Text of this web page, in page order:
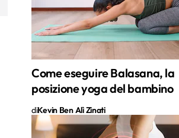
Come eseguire Balasana, la
posizione yoga del bambino
diKevin Ben Alì Zinati